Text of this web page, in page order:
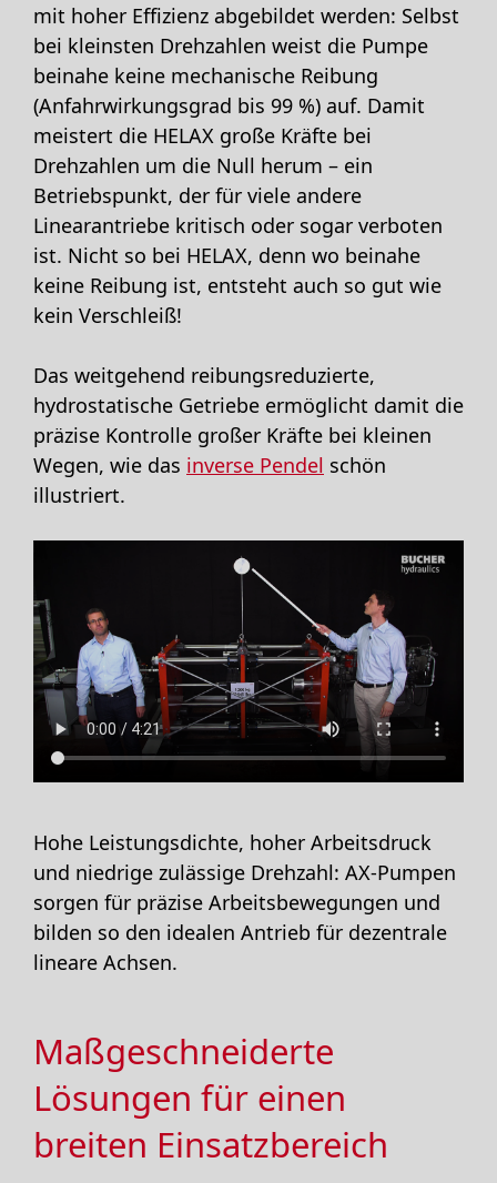
mit hoher Effizienz abgebildet werden: Selbst
bei kleinsten Drehzahlen weist die Pumpe
beinahe keine mechanische Reibung
(Anfahrwirkungsgrad bis 99 %) auf. Damit
meistert die HELAX große Kräfte bei
Drehzahlen um die Null herum – ein
Betriebspunkt, der für viele andere
Linearantriebe kritisch oder sogar verboten
ist. Nicht so bei HELAX, denn wo beinahe
keine Reibung ist, entsteht auch so gut wie
kein Verschleiß!
Das weitgehend reibungsreduzierte,
hydrostatische Getriebe ermöglicht damit die
präzise Kontrolle großer Kräfte bei kleinen
Wegen, wie das inverse Pendel schön
illustriert.
Hohe Leistungsdichte, hoher Arbeitsdruck
und niedrige zulässige Drehzahl: AX-Pumpen
sorgen für präzise Arbeitsbewegungen und
bilden so den idealen Antrieb für dezentrale
lineare Achsen.
Maßgeschneiderte
Lösungen für einen
breiten Einsatzbereich